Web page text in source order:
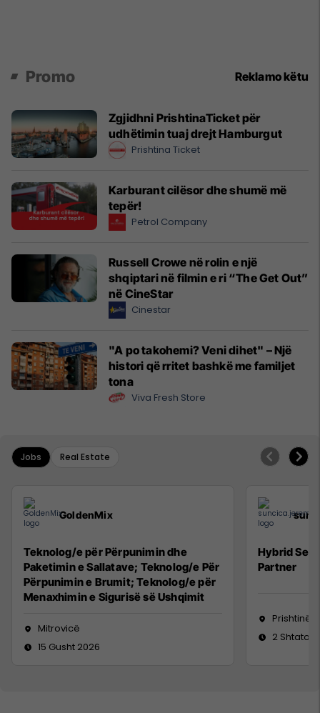
Promo Reklamo këtu
Zgjidhni PrishtinaTicket për
udhëtimin tuaj drejt Hamburgut
Prishtina Ticket
Karburant cilësor dhe shumë më
tepër!
Petrol Company
Russell Crowe në rolin e një
shqiptari në filmin e ri “The Get Out”
në CineStar
Cinestar
"A po takohemi? Veni dihet" – Një
histori që rritet bashkë me familjet
tona
Viva Fresh Store
Jobs Real Estate
GoldenMix
Teknolog/e për Përpunimin dhe
Paketimin e Sallatave; Teknolog/e Për
Përpunimin e Brumit; Teknolog/e për
Menaxhimin e Sigurisë së Ushqimit
Mitrovicë
15 Gusht 2026
Hybrid
Partner
Prishtinë
2 Shtator